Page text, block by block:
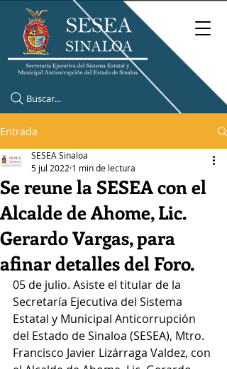
Buscar...
Entrada
Se reune la SESEA con el
Alcalde de Ahome, Lic.
Gerardo Vargas, para
afinar detalles del Foro.
SESEA Sinaloa
5 jul 2022 1 min de lectura
05 de julio. Asiste el titular de la
Secretaría Ejecutiva del Sistema
Estatal y Municipal Anticorrupción
del Estado de Sinaloa (SESEA), Mtro.
Francisco Javier Lizárraga Valdez, con